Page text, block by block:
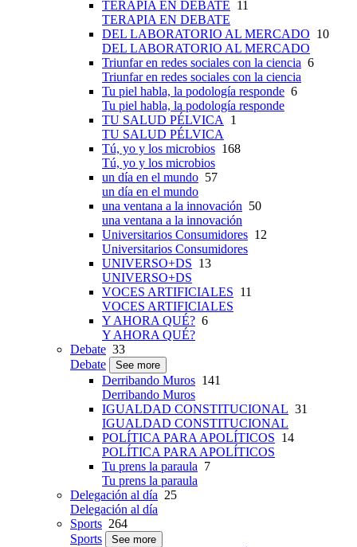
TERAPIA EN DEBATE 11
TERAPIA EN DEBATE
DEL LABORATORIO AL MERCADO 10
DEL LABORATORIO AL MERCADO
Triunfar en redes sociales con la ciencia 6
Triunfar en redes sociales con la ciencia
Tu piel habla, la podología responde 6
Tu piel habla, la podología responde
TU SALUD PÉLVICA 1
TU SALUD PÉLVICA
Tú, yo y los microbios 168
Tú, yo y los microbios
un día en el mundo 57
un día en el mundo
una ventana a la innovación 50
una ventana a la innovación
Universitarios Consumidores 12
Universitarios Consumidores
UNIVERSO+DS 13
UNIVERSO+DS
VOCES ARTIFICIALES 11
VOCES ARTIFICIALES
Y AHORA QUÉ? 6
Y AHORA QUÉ?
Debate 33
Debate
See more
Derribando Muros 141
Derribando Muros
IGUALDAD CONSTITUCIONAL 31
IGUALDAD CONSTITUCIONAL
POLÍTICA PARA APOLÍTICOS 14
POLÍTICA PARA APOLÍTICOS
Tu prens la paraula 7
Tu prens la paraula
Delegación al día 25
Delegación al día
Sports 264
Sports
See more